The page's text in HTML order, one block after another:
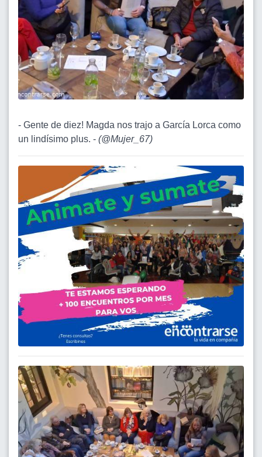
- Gente de diez! Magda nos trajo a García Lorca como
un lindísimo plus. - (@Mujer_67)